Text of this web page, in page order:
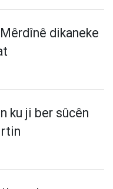
dikaneke
ku ji ber sûcên